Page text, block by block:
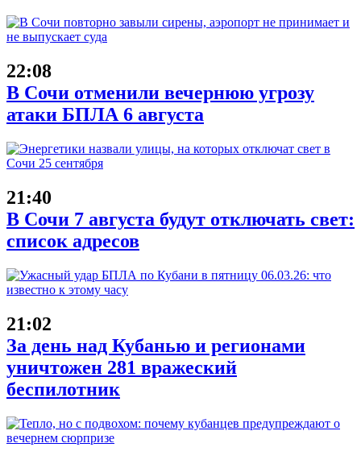
22:08
В Сочи отменили вечернюю угрозу
атаки БПЛА 6 августа
21:40
В Сочи 7 августа будут отключать свет:
список адресов
21:02
За день над Кубанью и регионами
уничтожен 281 вражеский
беспилотник